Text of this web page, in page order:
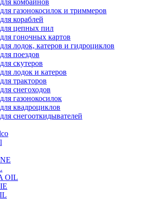
комбайнов
газонокосилок и триммеров
кораблей
цепных пил
гоночных картов
лодок, катеров и гидроциклов
поездов
скутеров
лодок и катеров
тракторов
снегоходов
газонокосилок
квадроциклов
снегооткидывателей
OIL